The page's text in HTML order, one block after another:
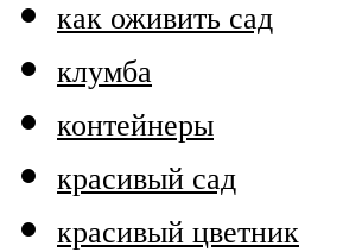
как оживить сад
клумба
контейнеры
красивый сад
красивый цветник